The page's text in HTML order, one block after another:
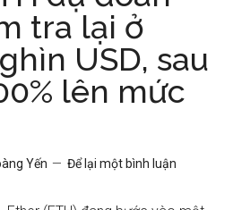
tra lại ở
USD, sau
lên mức
Yến Để lại một bình luận